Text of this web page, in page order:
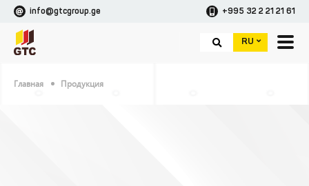
info@gtcgroup.ge +995 32 2 21 21 61
RU
Главная Продукция